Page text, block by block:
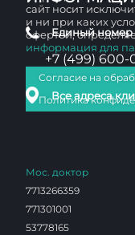
Единый номер
+7 (499) 600-
Все адреса
сайт носит
и ни при каких
офертой,
информация для
Согласие на
Политика
Мос. доктор
7713266359
771301001
53778165